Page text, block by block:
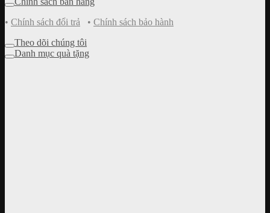
• Chính sách đổi trả • Chính sách bảo hành
Theo dõi chúng tôi
Danh mục quà tặng